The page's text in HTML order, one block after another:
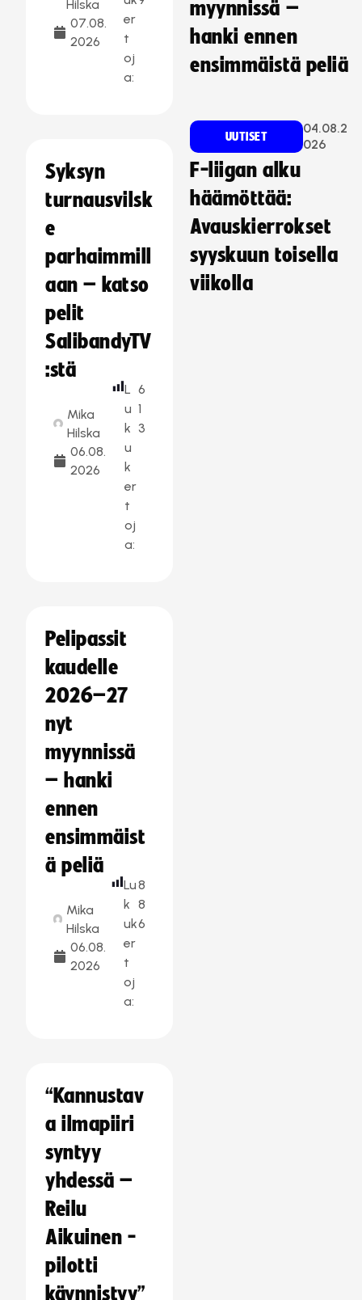
Hilska
07.08.
2026
er
t
oj
a:
Syksyn
turnausvilsk
e
parhaimmill
aan – katso
pelit
SalibandyTV
:stä
Mika
Hilska
06.08.
2026
L
u
k
u
k
er
t
oj
a:
6
1
3
Pelipassit
kaudelle
2026–27
nyt
myynnissä
– hanki
ennen
ensimmäist
ä peliä
Mika
Hilska
06.08.
2026
Lu
k
uk
er
t
oj
a:
8
8
6
“Kannustav
a ilmapiiri
syntyy
yhdessä –
Reilu
Aikuinen -
pilotti
käynnistyy”
myynnissä –
hanki ennen
ensimmäistä peliä
UUTISET
04.08.2
026
F-liigan alku
häämöttää:
Avauskierrokset
syyskuun toisella
viikolla